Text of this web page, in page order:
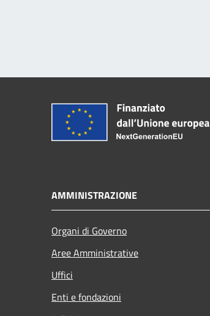
AMMINISTRAZIONE
Organi di Governo
Aree Amministrative
Uffici
Enti e fondazioni